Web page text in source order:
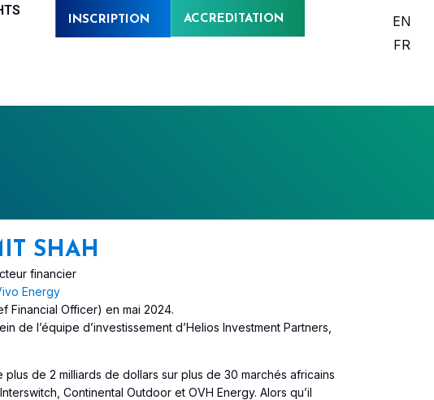
INSCRIPTION ACCREDITATION
EN
FR
SHAH
financier
Energy
Financial Officer) en mai 2024.
de l’équipe d’investissement d’Helios Investment Partners,
de 2 milliards de dollars sur plus de 30 marchés africains
Continental Outdoor et OVH Energy. Alors qu’il